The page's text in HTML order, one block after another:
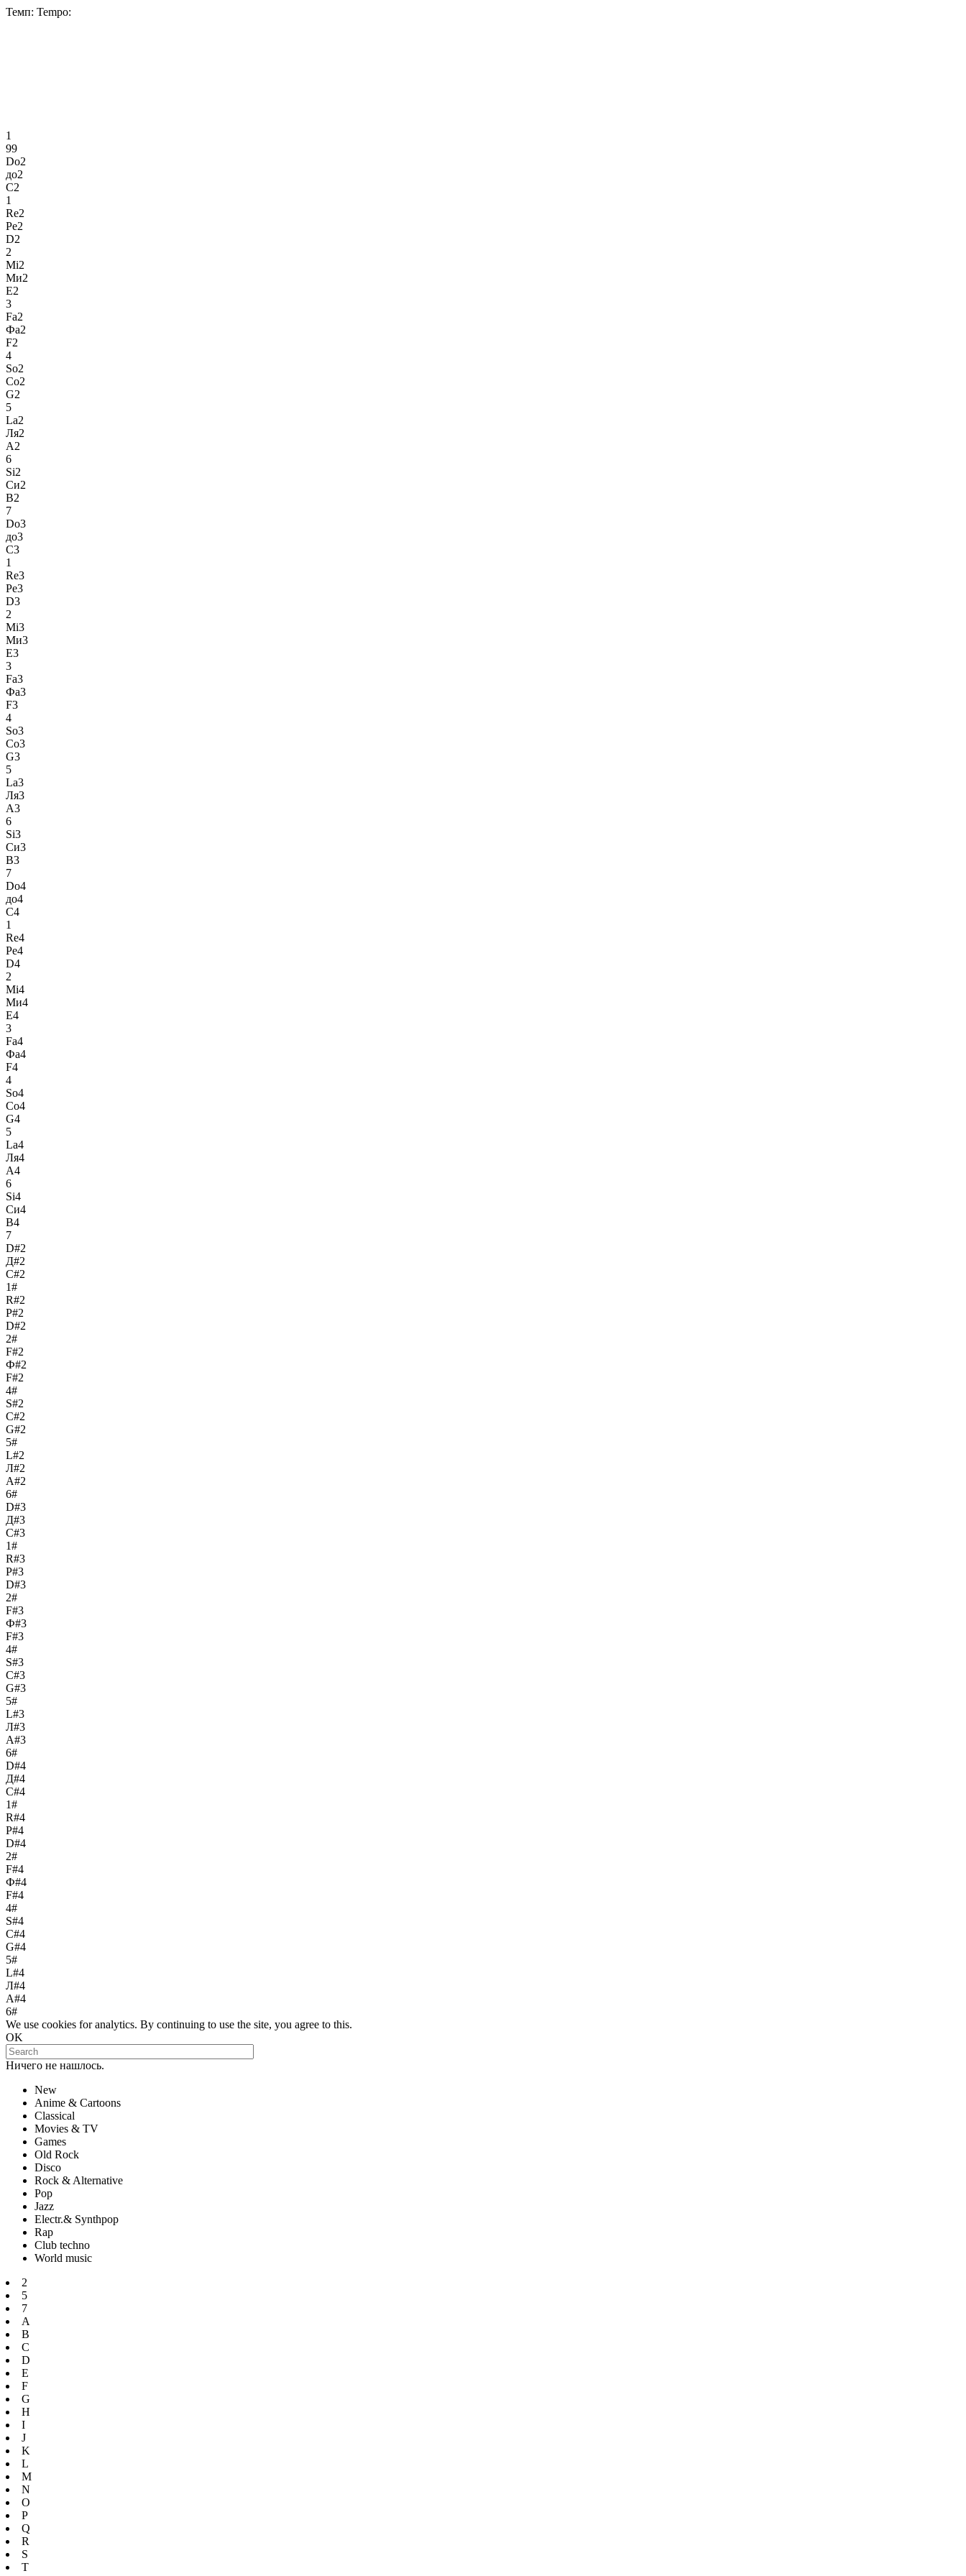
Темп: Tempo:
1
99
Do2
до2
C2
1
Re2
Ре2
D2
2
Mi2
Ми2
E2
3
Fa2
Фа2
F2
4
So2
Со2
G2
5
La2
Ля2
A2
6
Si2
Си2
B2
7
Do3
до3
C3
1
Re3
Ре3
D3
2
Mi3
Ми3
E3
3
Fa3
Фа3
F3
4
So3
Со3
G3
5
La3
Ля3
A3
6
Si3
Си3
B3
7
Do4
до4
C4
1
Re4
Ре4
D4
2
Mi4
Ми4
E4
3
Fa4
Фа4
F4
4
So4
Со4
G4
5
La4
Ля4
A4
6
Si4
Си4
B4
7
D#2
Д#2
C#2
1#
R#2
Р#2
D#2
2#
F#2
Ф#2
F#2
4#
S#2
С#2
G#2
5#
L#2
Л#2
A#2
6#
D#3
Д#3
C#3
1#
R#3
Р#3
D#3
2#
F#3
Ф#3
F#3
4#
S#3
С#3
G#3
5#
L#3
Л#3
A#3
6#
D#4
Д#4
C#4
1#
R#4
Р#4
D#4
2#
F#4
Ф#4
F#4
4#
S#4
С#4
G#4
5#
L#4
Л#4
A#4
6#
We use cookies for analytics. By continuing to use the site, you agree to this.
OK
Ничего не нашлось.
New
Anime & Cartoons
Classical
Movies & TV
Games
Old Rock
Disco
Rock & Alternative
Pop
Jazz
Electr.& Synthpop
Rap
Club techno
World music
2
5
7
A
B
C
D
E
F
G
H
I
J
K
L
M
N
O
P
Q
R
S
T